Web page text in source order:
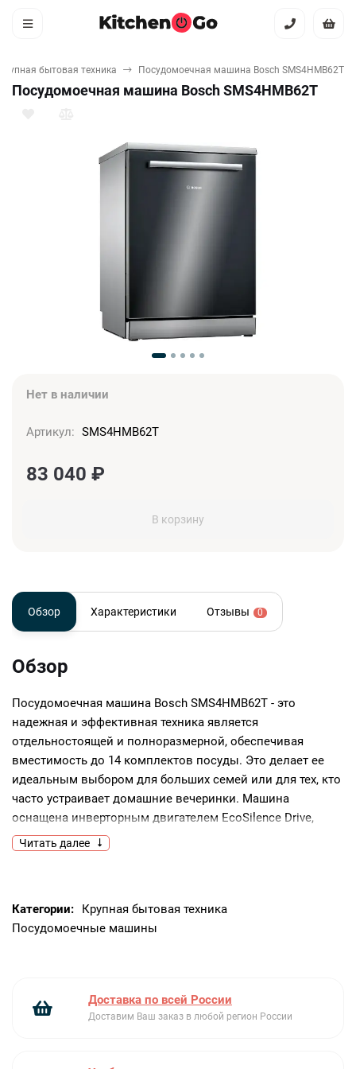
бытовая техника Посудомоечная машина Bosch SMS4HMB62T
Посудомоечная машина Bosch SMS4HMB62T
Нет в наличии
Артикул: SMS4HMB62T
83 040 ₽
В корзину
Обзор Характеристики Отзывы 0
Обзор
Посудомоечная машина Bosch SMS4HMB62T - это
надежная и эффективная техника является
отдельностоящей и полноразмерной, обеспечивая
вместимость до 14 комплектов посуды. Это делает ее
идеальным выбором для больших семей или для тех, кто
часто устраивает домашние вечеринки. Машина
оснащена инверторным двигателем EcoSilence Drive,
который обеспечивает тихую и эффективную работу.
Черный цвет корпуса придает ей современный и
дисплеем и кнопками управления обеспечивает
удобство и простоту использования.Машина оснащена
ополаскивание. Такой выбор позволяет подобрать
функция дополнительного полоскания для обеспечения
Читать далее
Категории:
Крупная бытовая техника
Посудомоечные машины
Доставка по всей России
Доставим Ваш заказ в любой регион России